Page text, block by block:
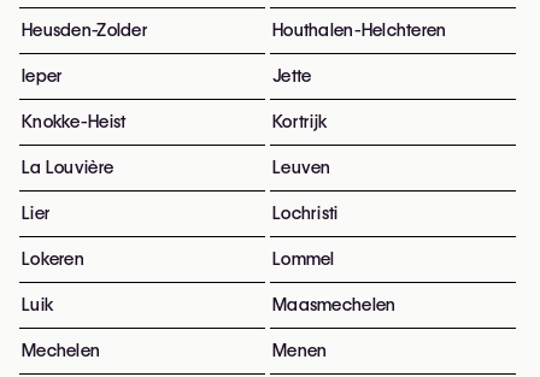
Heusden-Zolder Houthalen-Helchteren
Ieper Jette
Knokke-Heist Kortrijk
La Louvière Leuven
Lier Lochristi
Lokeren Lommel
Luik Maasmechelen
Mechelen Menen